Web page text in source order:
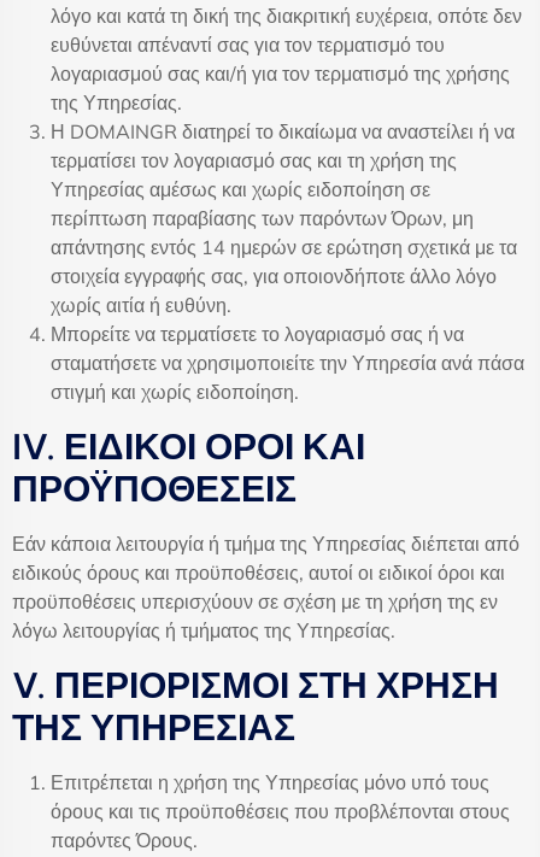
λόγο και κατά τη δική της διακριτική ευχέρεια, οπότε δεν
ευθύνεται απέναντί σας για τον τερματισμό του
λογαριασμού σας και/ή για τον τερματισμό της χρήσης
της Υπηρεσίας.
Η DOMAINGR διατηρεί το δικαίωμα να αναστείλει ή να
τερματίσει τον λογαριασμό σας και τη χρήση της
Υπηρεσίας αμέσως και χωρίς ειδοποίηση σε
περίπτωση παραβίασης των παρόντων Όρων, μη
απάντησης εντός 14 ημερών σε ερώτηση σχετικά με τα
στοιχεία εγγραφής σας, για οποιονδήποτε άλλο λόγο
χωρίς αιτία ή ευθύνη.
Μπορείτε να τερματίσετε το λογαριασμό σας ή να
σταματήσετε να χρησιμοποιείτε την Υπηρεσία ανά πάσα
στιγμή και χωρίς ειδοποίηση.
IV. ΕΙΔΙΚΟΙ ΟΡΟΙ ΚΑΙ
ΠΡΟΫΠΟΘΕΣΕΙΣ
Εάν κάποια λειτουργία ή τμήμα της Υπηρεσίας διέπεται από
ειδικούς όρους και προϋποθέσεις, αυτοί οι ειδικοί όροι και
προϋποθέσεις υπερισχύουν σε σχέση με τη χρήση της εν
λόγω λειτουργίας ή τμήματος της Υπηρεσίας.
V. ΠΕΡΙΟΡΙΣΜΟΙ ΣΤΗ ΧΡΗΣΗ
ΤΗΣ ΥΠΗΡΕΣΙΑΣ
Επιτρέπεται η χρήση της Υπηρεσίας μόνο υπό τους
όρους και τις προϋποθέσεις που προβλέπονται στους
παρόντες Όρους.